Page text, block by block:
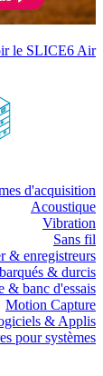
le SLICE6 Air
d'acquisition
Acoustique
Vibration
Sans fil
& enregistreurs
& durcis
& banc d'essais
Motion Capture
& Applis
pour systèmes